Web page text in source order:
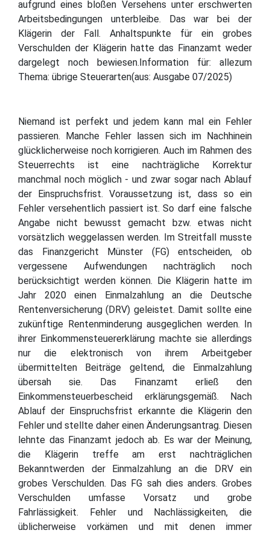
aufgrund eines bloßen Versehens unter erschwerten
Arbeitsbedingungen unterbleibe. Das war bei der
Klägerin der Fall. Anhaltspunkte für ein grobes
Verschulden der Klägerin hatte das Finanzamt weder
dargelegt noch bewiesen.Information für: allezum
Thema: übrige Steuerarten(aus: Ausgabe 07/2025)
Niemand ist perfekt und jedem kann mal ein Fehler
passieren. Manche Fehler lassen sich im Nachhinein
glücklicherweise noch korrigieren. Auch im Rahmen des
Steuerrechts ist eine nachträgliche Korrektur
manchmal noch möglich - und zwar sogar nach Ablauf
der Einspruchsfrist. Voraussetzung ist, dass so ein
Fehler versehentlich passiert ist. So darf eine falsche
Angabe nicht bewusst gemacht bzw. etwas nicht
vorsätzlich weggelassen werden. Im Streitfall musste
das Finanzgericht Münster (FG) entscheiden, ob
vergessene Aufwendungen nachträglich noch
berücksichtigt werden können. Die Klägerin hatte im
Jahr 2020 einen Einmalzahlung an die Deutsche
Rentenversicherung (DRV) geleistet. Damit sollte eine
zukünftige Rentenminderung ausgeglichen werden. In
ihrer Einkommensteuererklärung machte sie allerdings
nur die elektronisch von ihrem Arbeitgeber
übermittelten Beiträge geltend, die Einmalzahlung
übersah sie. Das Finanzamt erließ den
Einkommensteuerbescheid erklärungsgemäß. Nach
Ablauf der Einspruchsfrist erkannte die Klägerin den
Fehler und stellte daher einen Änderungsantrag. Diesen
lehnte das Finanzamt jedoch ab. Es war der Meinung,
die Klägerin treffe am erst nachträglichen
Bekanntwerden der Einmalzahlung an die DRV ein
grobes Verschulden. Das FG sah dies anders. Grobes
Verschulden umfasse Vorsatz und grobe
Fahrlässigkeit. Fehler und Nachlässigkeiten, die
üblicherweise vorkämen und mit denen immer